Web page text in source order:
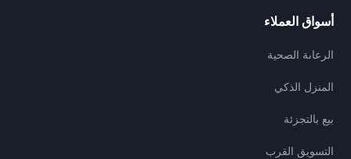
أسواق العملاء
الرعاىة الصحية
المنزل الذكي
بيع بالتجزئة
التسويق القرب